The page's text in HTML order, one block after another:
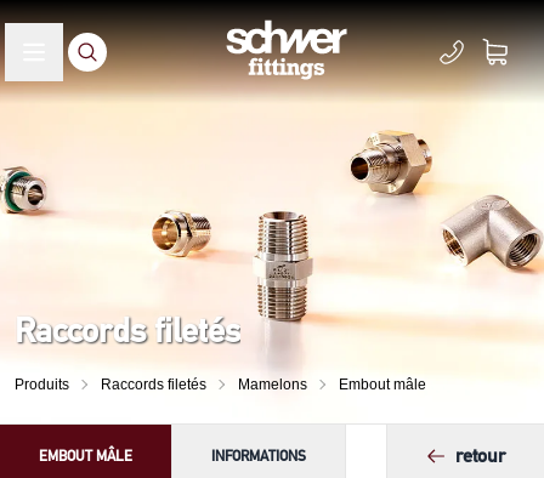
Raccords filetés
Produits Raccords filetés Mamelons Embout mâle
EMBOUT MÂLE INFORMATIONS retour